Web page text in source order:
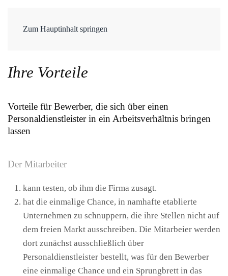
Zum Hauptinhalt springen
Ihre Vorteile
Vorteile für Bewerber, die sich über einen
Personaldienstleister in ein Arbeitsverhältnis bringen
lassen
Der Mitarbeiter
kann testen, ob ihm die Firma zusagt.
hat die einmalige Chance, in namhafte etablierte
Unternehmen zu schnuppern, die ihre Stellen nicht auf
dem freien Markt ausschreiben. Die Mitarbeier werden
dort zunächst ausschließlich über
Personaldienstleister bestellt, was für den Bewerber
eine einmalige Chance und ein Sprungbrett in das